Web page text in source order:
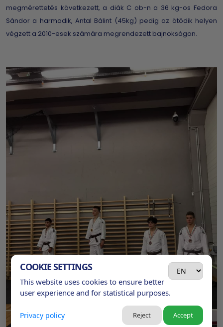
megmérettetés következett, a diák C ob-n a 36 kg-os Fedora
Sándor a harmadik, Antal Bálint (45kg) pedig az ötödik helyen
végzett a 2010-esek számára megrendezett bajnokságon.
COOKIE SETTINGS
This website uses cookies to ensure better
user experience and for statistical purposes.
Privacy policy Reject Accept